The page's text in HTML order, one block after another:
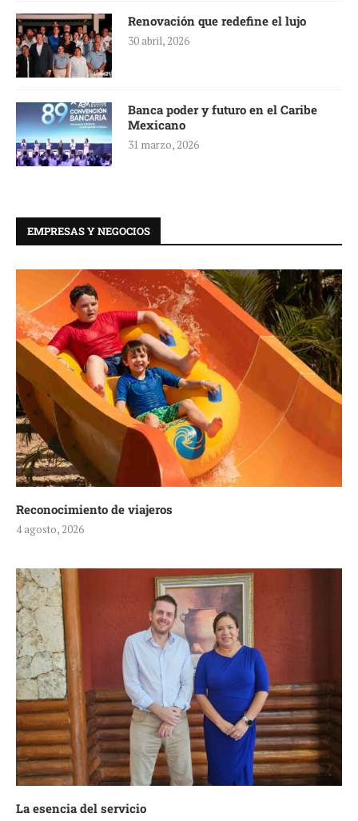
Renovación que redefine el lujo
30 abril, 2026
Banca poder y futuro en el Caribe
Mexicano
31 marzo, 2026
EMPRESAS Y NEGOCIOS
Reconocimiento de viajeros
4 agosto, 2026
La esencia del servicio